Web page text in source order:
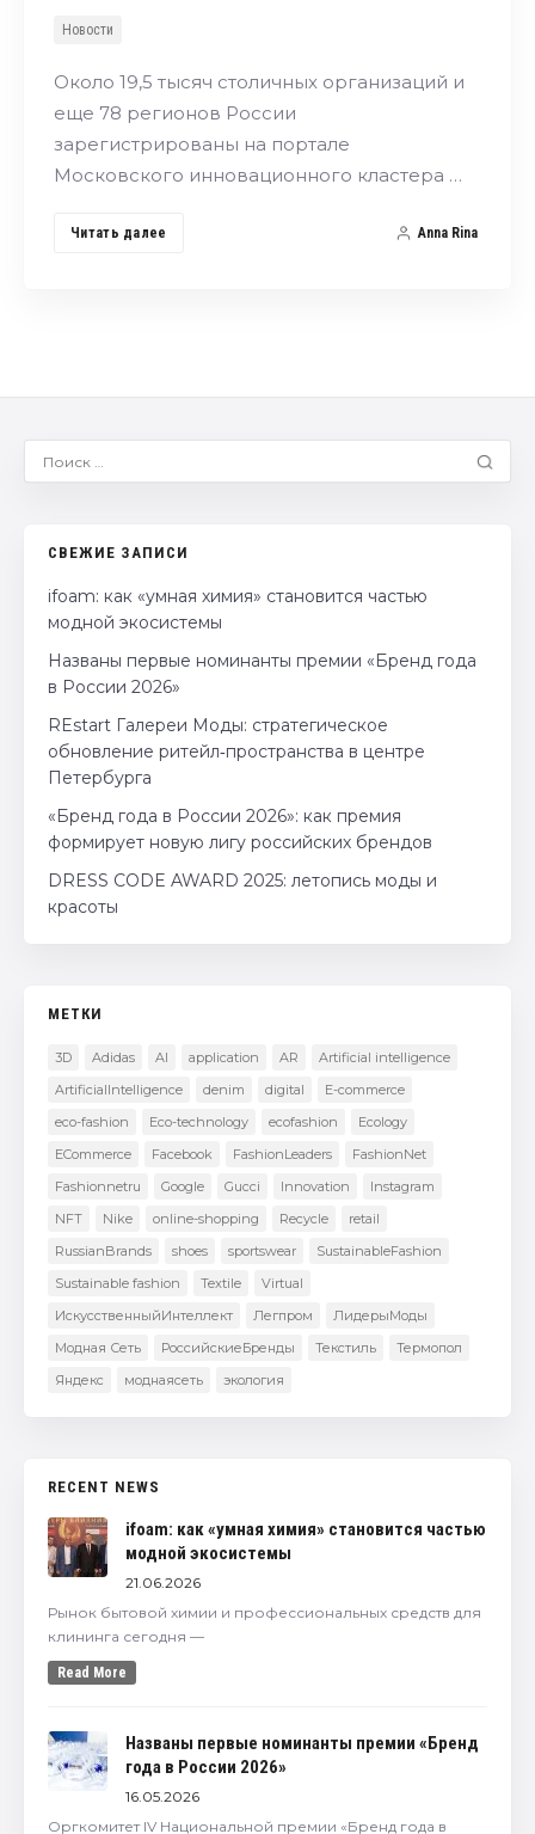
Новости
Около 19,5 тысяч столичных организаций и
еще 78 регионов России
зарегистрированы на портале
Московского инновационного кластера …
Читать далее Anna Rina
СВЕЖИЕ ЗАПИСИ
ifoam: как «умная химия» становится частью
модной экосистемы
Названы первые номинанты премии «Бренд года
в России 2026»
REstart Галереи Моды: стратегическое
обновление ритейл‑пространства в центре
Петербурга
«Бренд года в России 2026»: как премия
формирует новую лигу российских брендов
DRESS CODE AWARD 2025: летопись моды и
красоты
МЕТКИ
3D Adidas AI application AR
Artificial intelligence
ArtificialIntelligence
denim digital
E-commerce
eco-fashion
Eco-technology ecofashion
Ecology
ECommerce
Facebook FashionLeaders
FashionNet
Fashionnetru
Google Gucci Innovation
Instagram
NFT
Nike online-shopping Recycle
retail
RussianBrands
shoes sportswear
SustainableFashion
Sustainable fashion
Textile
Virtual
ИскусственныйИнтеллект
Легпром
ЛидерыМоды
Модная Сеть
РоссийскиеБренды Текстиль
Термопол
Яндекс
моднаясеть экология
RECENT NEWS
ifoam: как «умная химия» становится частью
модной экосистемы
21.06.2026
Рынок бытовой химии и профессиональных средств для
клининга сегодня —
Read More
Названы первые номинанты премии «Бренд
года в России 2026»
16.05.2026
Оргкомитет IV Национальной премии «Бренд года в